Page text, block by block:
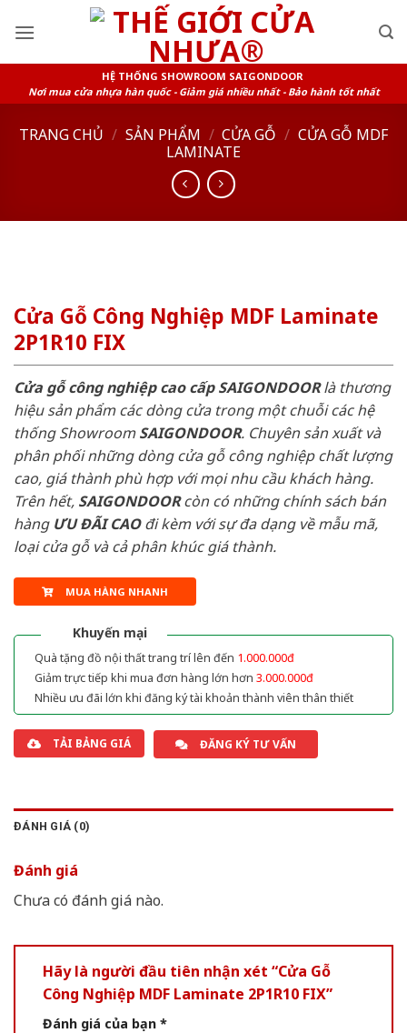
HỆ THỐNG SHOWROOM SAIGONDOOR
Nơi mua cửa nhựa hàn quốc - Giảm giá nhiều nhất - Bảo hành tốt nhất
TRANG CHỦ / SẢN PHẨM / CỬA GỖ / CỬA GỖ MDF
LAMINATE
Cửa Gỗ Công Nghiệp MDF Laminate
2P1R10 FIX
Cửa gỗ công nghiệp cao cấp SAIGONDOORlà thương
hiệu sản phẩm các dòng cửa trong một chuỗi các hệ
thống ShowroomSAIGONDOOR. Chuyên sản xuất và
phân phối những dòng cửa gỗ công nghiệp chất lượng
cao, giá thành phù hợp với mọi nhu cầu khách hàng.
Trên hết, SAIGONDOORcòn có những chính sách bán
hàng ƯU ĐÃI CAOđi kèm với sự đa dạng về mẫu mã,
loại cửa gỗ và cả phân khúc giá thành.
MUA HÀNG NHANH
Khuyến mại
Quà tặng đồ nội thất trang trí lên đến 1.000.000đ
Giảm trực tiếp khi mua đơn hàng lớn hơn 3.000.000đ
Nhiều ưu đãi lớn khi đăng ký tài khoản thành viên thân thiết
TẢI BẢNG GIÁ ĐĂNG KÝ TƯ VẤN
ĐÁNH GIÁ (0)
Đánh giá
Chưa có đánh giá nào.
Hãy là người đầu tiên nhận xét “Cửa Gỗ
Công Nghiệp MDF Laminate 2P1R10 FIX”
Đánh giá của bạn *